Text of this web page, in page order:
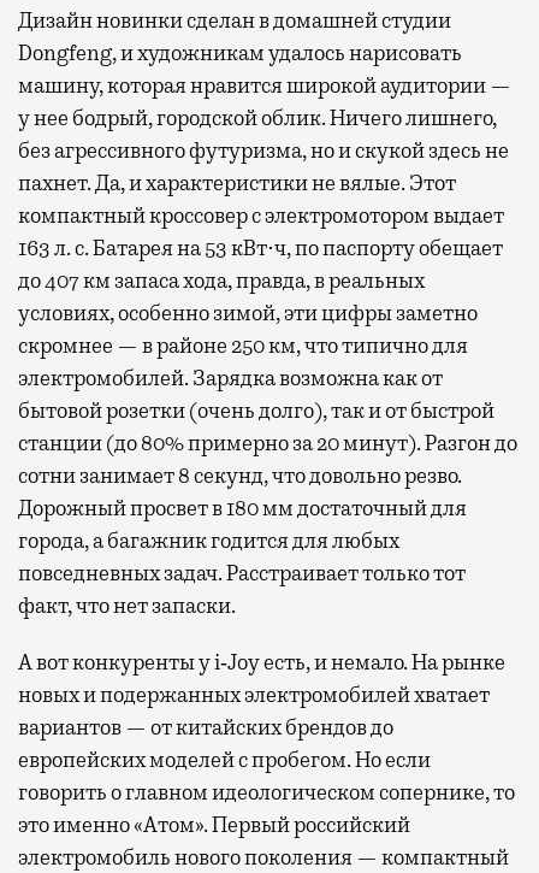
в лаунжах. В аэропортах их обычно
несколько — в разных зонах воздушных
гаваней. На некоторых вокзалах — тоже.
Лаунжи доступны на Ленинградском,
Павелецком, Казанском, Ярославском
и Курском вокзалах. Попасть в бизнес-залы
могут держатели карт Mir Supreme. Причем
не только в столице. Всего доступно более
1000 бизнес-залов по всему миру.
Дизайн новинки сделан в домашней студии
Dongfeng, и художникам удалось нарисовать
машину, которая нравится широкой аудитории —
у нее бодрый, городской облик. Ничего лишнего,
без агрессивного футуризма, но и скукой здесь не
пахнет. Да, и характеристики не вялые. Этот
компактный кроссовер с электромотором выдает
163 л. с. Батарея на 53 кВт·ч, по паспорту обещает
до 407 км запаса хода, правда, в реальных
условиях, особенно зимой, эти цифры заметно
скромнее — в районе 250 км, что типично для
электромобилей. Зарядка возможна как от
бытовой розетки (очень долго), так и от быстрой
станции (до 80% примерно за 20 минут). Разгон до
сотни занимает 8 секунд, что довольно резво.
Дорожный просвет в 180 мм достаточный для
города, а багажник годится для любых
повседневных задач. Расстраивает только тот
факт, что нет запаски.
А вот конкуренты у i‑Joy есть, и немало. На рынке
новых и подержанных электромобилей хватает
вариантов — от китайских брендов до
европейских моделей с пробегом. Но если
говорить о главном идеологическом сопернике, то
это именно «Атом». Первый российский
электромобиль нового поколения — компактный